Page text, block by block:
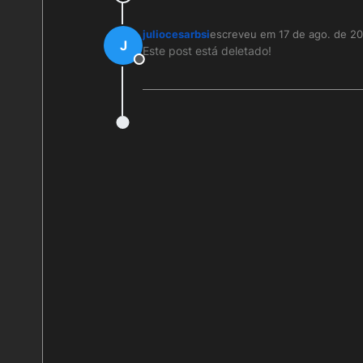
J
Offline
juliocesarbsiescreveu em 17 de ago. de
última edição por
Este post está deletado!